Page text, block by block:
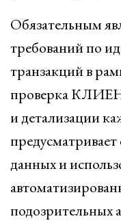
Обязательным
требований по
транзакций в
проверка
и детализации
данных и
подозрительных